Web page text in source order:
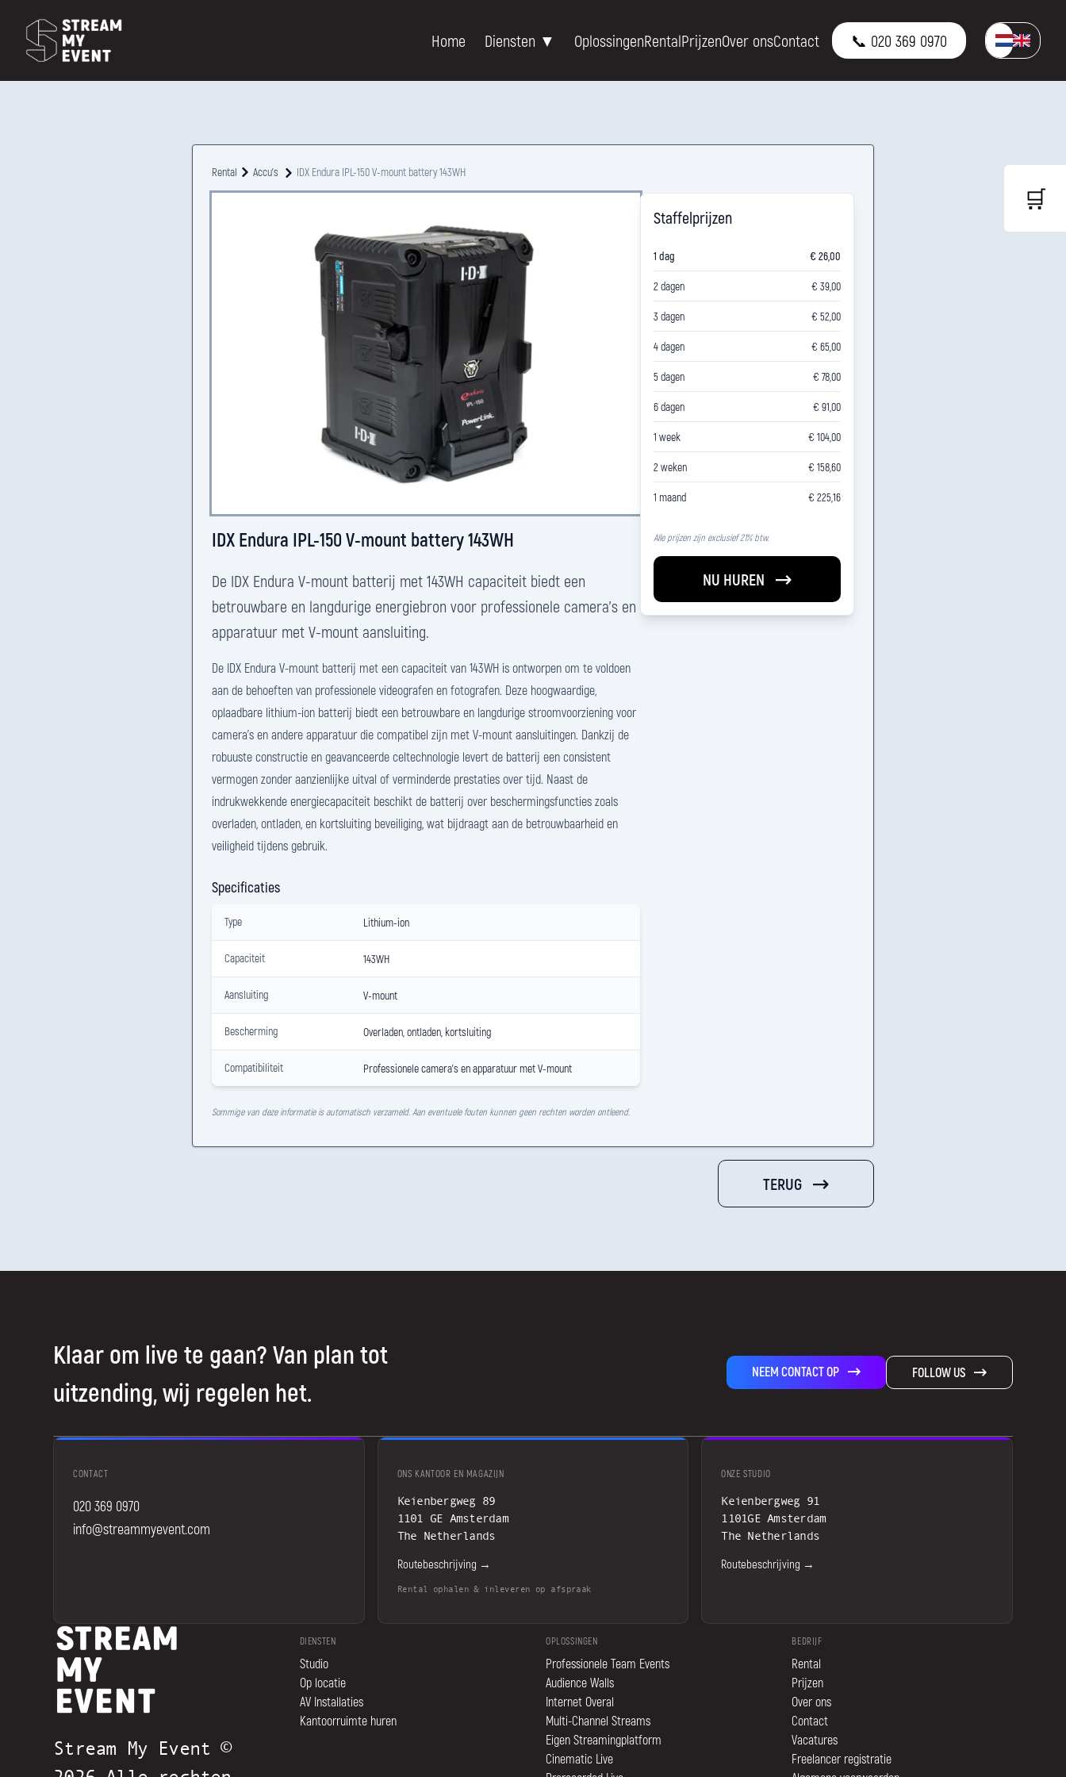
Home Diensten ▼ OplossingenRentalPrijzenOver onsContact 📞 020 369 0970
Rental Accu's IDX Endura IPL-150 V-mount battery 143WH
IDX Endura IPL-150 V-mount battery 143WH
De IDX Endura V-mount batterij met 143WH capaciteit biedt een
betrouwbare en langdurige energiebron voor professionele camera's en
apparatuur met V-mount aansluiting.
De IDX Endura V-mount batterij met een capaciteit van 143WH is ontworpen om te voldoen
aan de behoeften van professionele videografen en fotografen. Deze hoogwaardige,
oplaadbare lithium-ion batterij biedt een betrouwbare en langdurige stroomvoorziening voor
camera's en andere apparatuur die compatibel zijn met V-mount aansluitingen. Dankzij de
robuuste constructie en geavanceerde celtechnologie levert de batterij een consistent
vermogen zonder aanzienlijke uitval of verminderde prestaties over tijd. Naast de
indrukwekkende energiecapaciteit beschikt de batterij over beschermingsfuncties zoals
overladen, ontladen, en kortsluiting beveiliging, wat bijdraagt aan de betrouwbaarheid en
veiligheid tijdens gebruik.
Specificaties
Type Lithium-ion
Capaciteit 143WH
Aansluiting V-mount
Bescherming Overladen, ontladen, kortsluiting
Compatibiliteit Professionele camera's en apparatuur met V-mount
Sommige van deze informatie is automatisch verzameld. Aan eventuele fouten kunnen geen rechten worden ontleend.
Staffelprijzen
1 dag € 26,00
2 dagen € 39,00
3 dagen € 52,00
4 dagen € 65,00
5 dagen € 78,00
6 dagen € 91,00
1 week € 104,00
2 weken € 158,60
1 maand € 225,16
Alle prijzen zijn exclusief 21% btw.
NU HUREN
TERUG
🛒
Klaar om live te gaan? Van plan tot
uitzending, wij regelen het.
NEEM CONTACT OP FOLLOW US
CONTACT
020 369 0970
info@streammyevent.com
ONS KANTOOR EN MAGAZIJN
Keienbergweg 89
1101 GE Amsterdam
The Netherlands
Routebeschrijving →
Rental ophalen & inleveren op afspraak
ONZE STUDIO
Keienbergweg 91
1101GE Amsterdam
The Netherlands
Routebeschrijving →
Stream My Event ©
DIENSTEN
Studio
Op locatie
AV Installaties
Kantoorruimte huren
OPLOSSINGEN
Professionele Team Events
Audience Walls
Internet Overal
Multi-Channel Streams
Eigen Streamingplatform
Cinematic Live
BEDRIJF
Rental
Prijzen
Over ons
Contact
Vacatures
Freelancer registratie